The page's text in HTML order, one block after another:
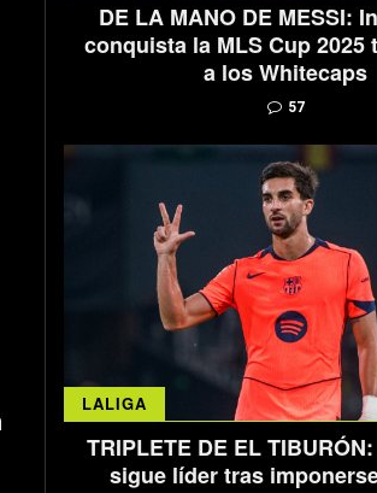
DE LA MANO DE MESSI:
conquista la MLS Cup 2025
a los Whitecaps
57
LALIGA
TRIPLETE DE EL
sigue líder tras